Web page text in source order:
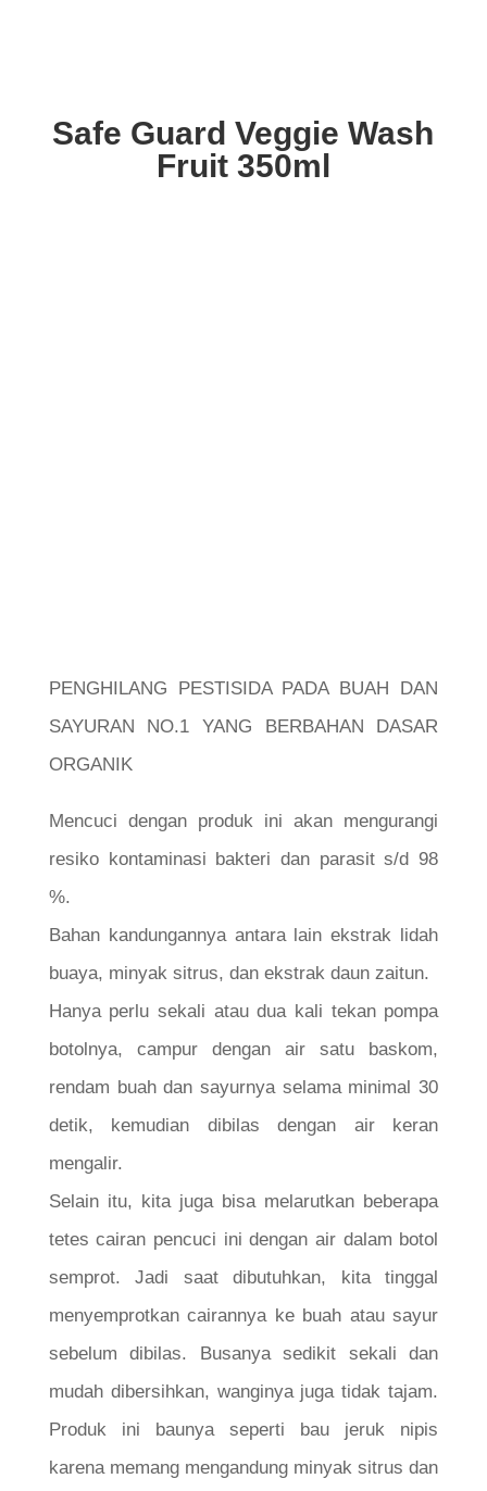
Safe Guard Veggie Wash
Fruit 350ml
PENGHILANG PESTISIDA PADA BUAH DAN
SAYURAN NO.1 YANG BERBAHAN DASAR
ORGANIK
Mencuci dengan produk ini akan mengurangi
resiko kontaminasi bakteri dan parasit s/d 98
%.
Bahan kandungannya antara lain ekstrak lidah
buaya, minyak sitrus, dan ekstrak daun zaitun.
Hanya perlu sekali atau dua kali tekan pompa
botolnya, campur dengan air satu baskom,
rendam buah dan sayurnya selama minimal 30
detik, kemudian dibilas dengan air keran
mengalir.
Selain itu, kita juga bisa melarutkan beberapa
tetes cairan pencuci ini dengan air dalam botol
semprot. Jadi saat dibutuhkan, kita tinggal
menyemprotkan cairannya ke buah atau sayur
sebelum dibilas. Busanya sedikit sekali dan
mudah dibersihkan, wanginya juga tidak tajam.
Produk ini baunya seperti bau jeruk nipis
karena memang mengandung minyak sitrus dan